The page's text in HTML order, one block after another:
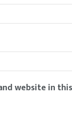
website in